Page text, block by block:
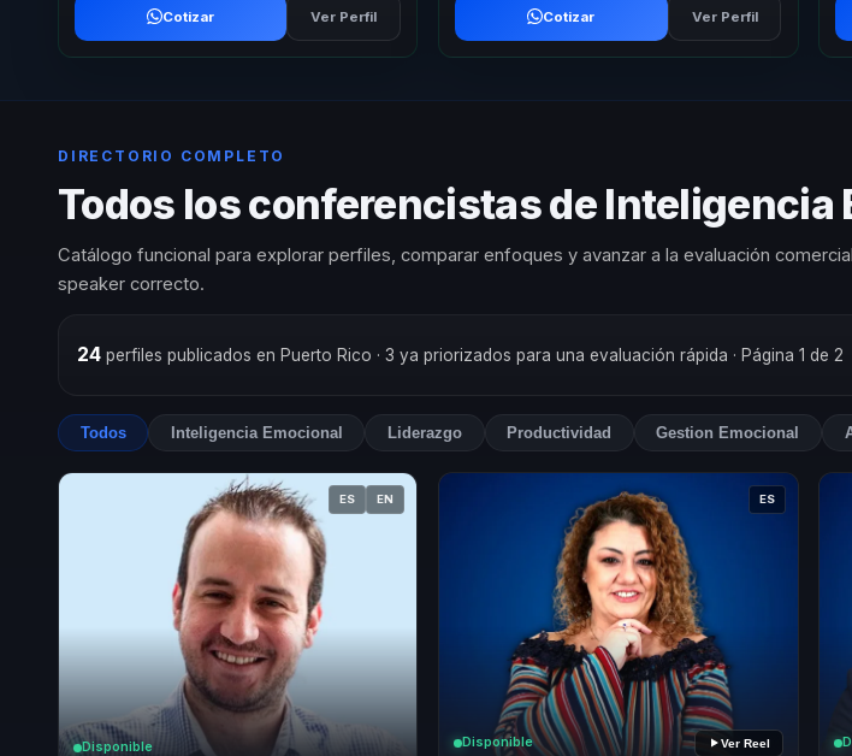
Cotizar Ver Perfil Cotizar Ver Perfil
DIRECTORIO COMPLETO
Todos los conferencistas de Inteligencia
Catálogo funcional para explorar perfiles, comparar enfoques y avanzar a la evaluación
speaker correcto.
24perfiles publicados en Puerto Rico · 3 ya priorizados para una evaluación rápida · Página 1 de 2
Todos Inteligencia Emocional Liderazgo Productividad Gestion Emocional
ES EN
Disponible
ES
Disponible Ver Reel